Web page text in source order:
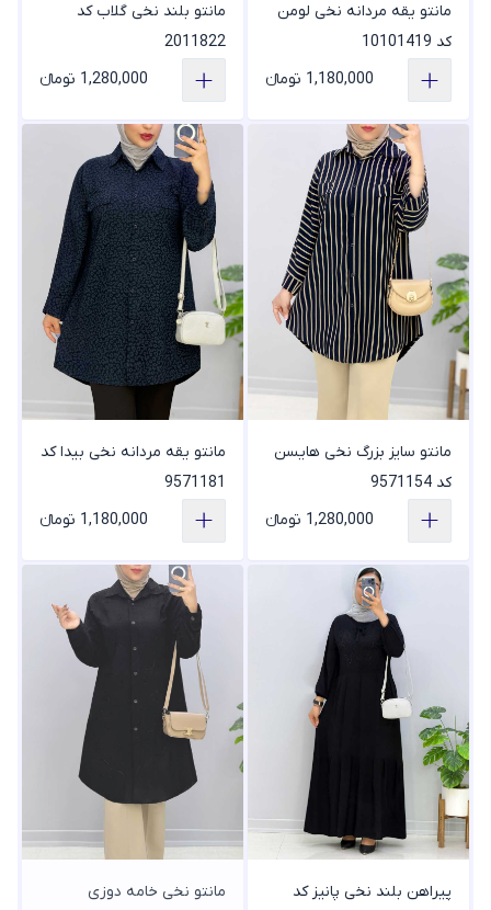
مانتو یقه مردانه نخی لومن
کد 10101419
1,180,000 تومانء
مانتو بلند نخی گلاب کد
2011822
1,280,000 تومانء
مانتو سایز بزرگ نخی هایسن
کد 9571154
1,280,000 تومانء
مانتو یقه مردانه نخی بیدا کد
9571181
1,180,000 تومانء
پیراهن بلند نخی پانیز کد
مانتو نخی خامه دوزی